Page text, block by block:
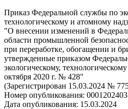
Приказ Федеральной службы по
технологическому и атомному
"О внесении изменений в
области промышленной
при переработке, обогащении и
утвержденные приказом
экологическому,
октября 2020 г. № 428"
(Зарегистрирован 15.03.2024 №
Номер опубликования:
Дата опубликования: 15.03.2024